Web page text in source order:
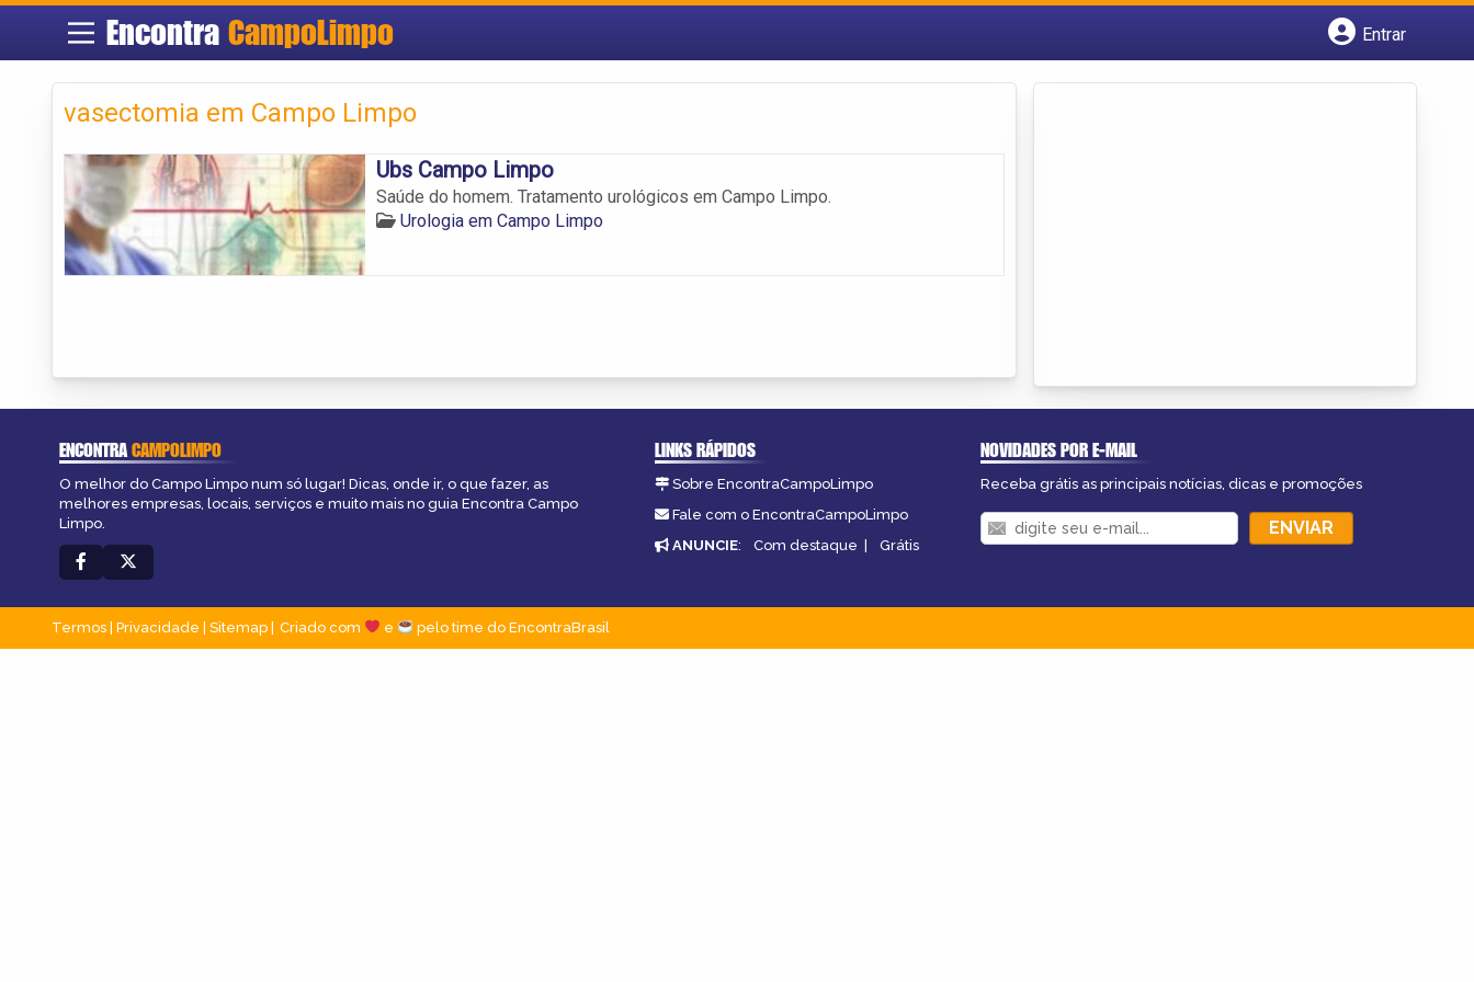
EncontraCampoLimpo
Entrar
vasectomia em Campo Limpo
Ubs Campo Limpo
Saúde do homem. Tratamento urológicos em Campo Limpo.
Urologia em Campo Limpo
ENCONTRACAMPOLIMPO
O melhor do Campo Limpo num só lugar! Dicas, onde ir, o que fazer, as
melhores empresas, locais, serviços e muito mais no guia Encontra Campo
Limpo.
LINKS RÁPIDOS
Sobre EncontraCampoLimpo
Fale com o EncontraCampoLimpo
ANUNCIE: Com destaque | Grátis
NOVIDADES POR E-MAIL
Receba grátis as principais notícias, dicas e promoções
Termos | Privacidade | Sitemap Criado com e pelo time do EncontraBrasil